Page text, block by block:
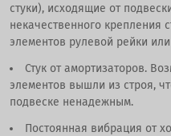
стуки), исходящие от
некачественного крепления
элементов рулевой рейки
Стук от амортизаторов.
элементов вышли из строя,
подвеске ненадежным.
Постоянная вибрация от